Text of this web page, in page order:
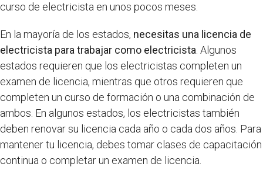
curso de electricista en unos pocos meses.
En la mayoría de los estados, necesitas una licencia de
electricista para trabajar como electricista . Algunos
estados requieren que los electricistas completen un
examen de licencia, mientras que otros requieren que
completen un curso de formación o una combinación de
ambos. En algunos estados, los electricistas también
deben renovar su licencia cada año o cada dos años. Para
mantener tu licencia, debes tomar clases de capacitación
continua o completar un examen de licencia.